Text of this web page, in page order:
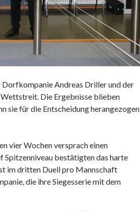
Andreas Driller und der
Die Ergebnisse blieben
sie für die Entscheidung herangezogen
vier Wochen versprach einen
Spitzenniveau bestätigten das harte
im dritten Duell pro Mannschaft
die ihre Siegesserie mit dem